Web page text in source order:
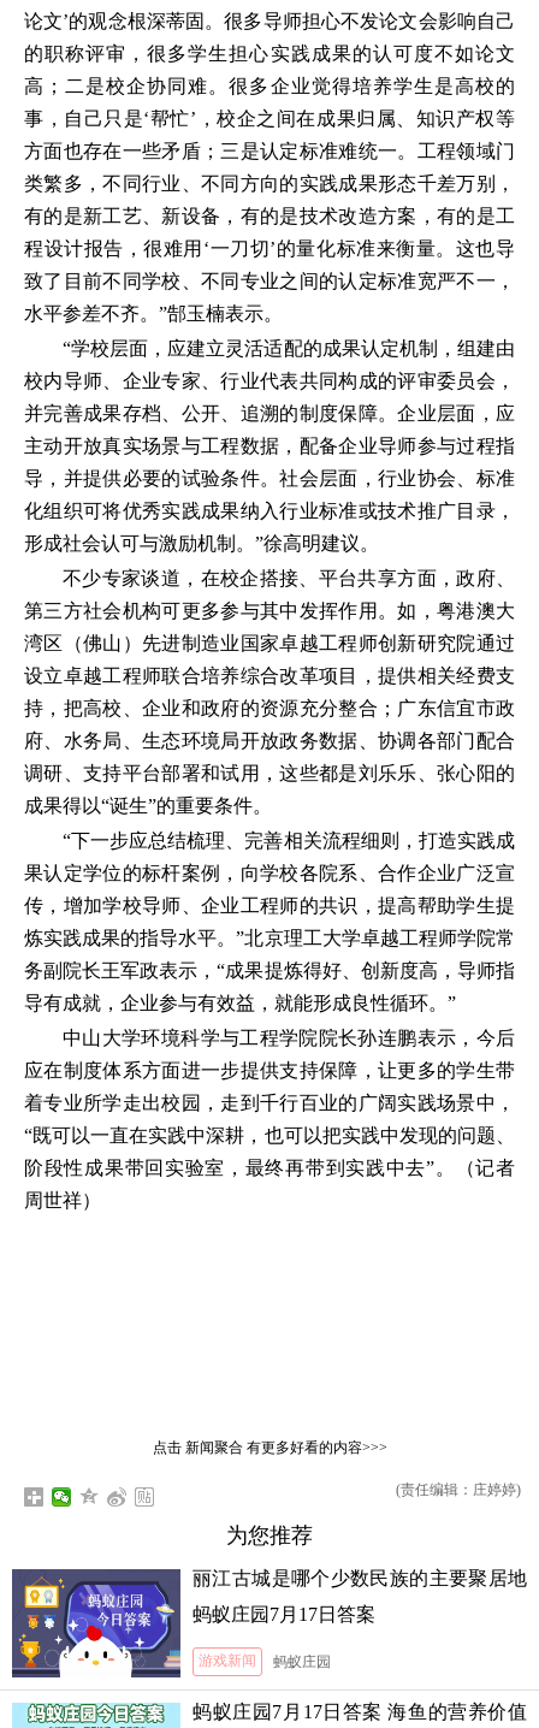
论文’的观念根深蒂固。很多导师担心不发论文会影响自己
的职称评审，很多学生担心实践成果的认可度不如论文
高；二是校企协同难。很多企业觉得培养学生是高校的
事，自己只是‘帮忙’，校企之间在成果归属、知识产权等
方面也存在一些矛盾；三是认定标准难统一。工程领域门
类繁多，不同行业、不同方向的实践成果形态千差万别，
有的是新工艺、新设备，有的是技术改造方案，有的是工
程设计报告，很难用‘一刀切’的量化标准来衡量。这也导
致了目前不同学校、不同专业之间的认定标准宽严不一，
水平参差不齐。”郜玉楠表示。
“学校层面，应建立灵活适配的成果认定机制，组建由
校内导师、企业专家、行业代表共同构成的评审委员会，
并完善成果存档、公开、追溯的制度保障。企业层面，应
主动开放真实场景与工程数据，配备企业导师参与过程指
导，并提供必要的试验条件。社会层面，行业协会、标准
化组织可将优秀实践成果纳入行业标准或技术推广目录，
形成社会认可与激励机制。”徐高明建议。
不少专家谈道，在校企搭接、平台共享方面，政府、
第三方社会机构可更多参与其中发挥作用。如，粤港澳大
湾区（佛山）先进制造业国家卓越工程师创新研究院通过
设立卓越工程师联合培养综合改革项目，提供相关经费支
持，把高校、企业和政府的资源充分整合；广东信宜市政
府、水务局、生态环境局开放政务数据、协调各部门配合
调研、支持平台部署和试用，这些都是刘乐乐、张心阳的
成果得以“诞生”的重要条件。
“下一步应总结梳理、完善相关流程细则，打造实践成
果认定学位的标杆案例，向学校各院系、合作企业广泛宣
传，增加学校导师、企业工程师的共识，提高帮助学生提
炼实践成果的指导水平。”北京理工大学卓越工程师学院常
务副院长王军政表示，“成果提炼得好、创新度高，导师指
导有成就，企业参与有效益，就能形成良性循环。”
中山大学环境科学与工程学院院长孙连鹏表示，今后
应在制度体系方面进一步提供支持保障，让更多的学生带
着专业所学走出校园，走到千行百业的广阔实践场景中，
“既可以一直在实践中深耕，也可以把实践中发现的问题、
阶段性成果带回实验室，最终再带到实践中去”。（记者
周世祥）
点击 新闻聚合有更多好看的内容>>>
(责任编辑：庄婷婷)
为您推荐
丽江古城是哪个少数民族的主要聚居地
蚂蚁庄园7月17日答案
游戏新闻 蚂蚁庄园
蚂蚁庄园7月17日答案 海鱼的营养价值